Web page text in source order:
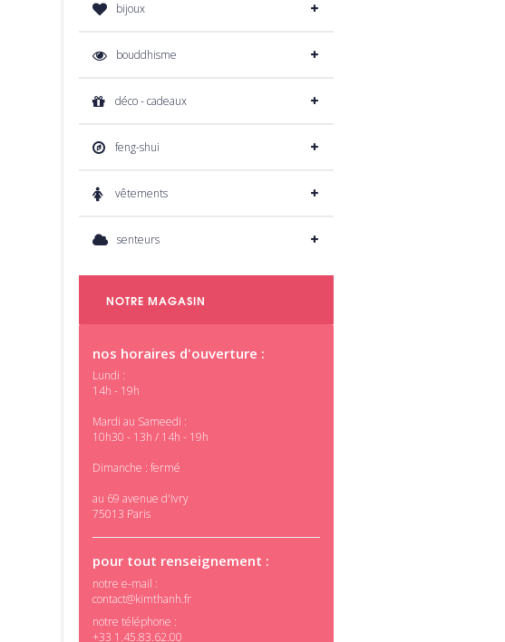
bijoux
bouddhisme
déco - cadeaux
feng-shui
vêtements
senteurs
NOTRE MAGASIN
nos horaires d'ouverture :
Lundi :
14h - 19h
Mardi au Sameedi :
10h30 - 13h / 14h - 19h
Dimanche : fermé
au 69 avenue d'Ivry
75013 Paris
pour tout renseignement :
notre e-mail :
contact@kimthanh.fr
notre téléphone :
+33 1.45.83.62.00